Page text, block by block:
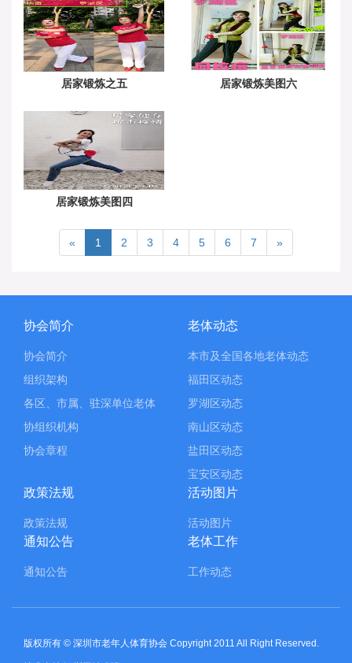
居家锻炼之五 居家锻炼美图六
居家锻炼美图四
« 1 2 3 4 5 6 7 »
协会简介
协会简介
组织架构
各区、市属、驻深单位老体
协组织机构
协会章程
老体动态
本市及全国各地老体动态
福田区动态
罗湖区动态
南山区动态
盐田区动态
宝安区动态
政策法规
政策法规
活动图片
活动图片
通知公告
通知公告
老体工作
工作动态
版权所有 © 深圳市老年人体育协会 Copyright 2011 All Right Reserved.